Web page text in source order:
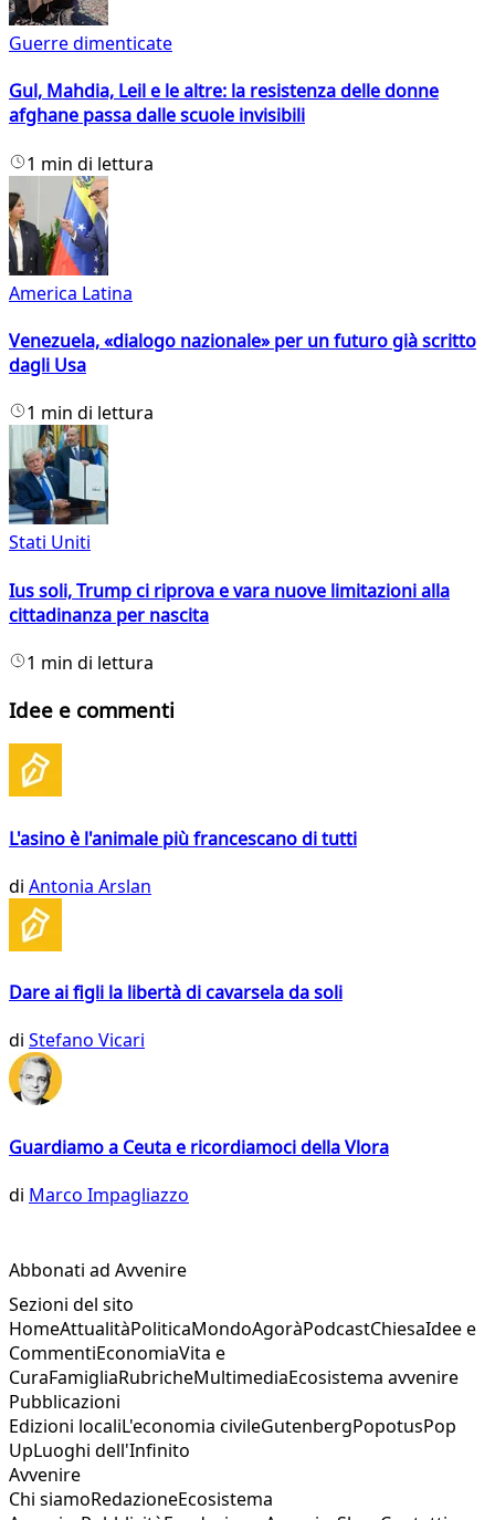
Guerre dimenticate
Gul, Mahdia, Leil e le altre: la resistenza delle donne
afghane passa dalle scuole invisibili
1 min di lettura
America Latina
Venezuela, «dialogo nazionale» per un futuro già scritto
dagli Usa
1 min di lettura
Stati Uniti
Ius soli, Trump ci riprova e vara nuove limitazioni alla
cittadinanza per nascita
1 min di lettura
Idee e commenti
L'asino è l'animale più francescano di tutti
di Antonia Arslan
Dare ai figli la libertà di cavarsela da soli
di Stefano Vicari
Guardiamo a Ceuta e ricordiamoci della Vlora
di Marco Impagliazzo
Abbonati ad Avvenire
Sezioni del sito
HomeAttualitàPoliticaMondoAgoràPodcastChiesaIdee e
CommentiEconomiaVita e
CuraFamigliaRubricheMultimediaEcosistema avvenire
Pubblicazioni
Edizioni localiL'economia civileGutenbergPopotusPop
UpLuoghi dell'Infinito
Avvenire
Chi siamoRedazioneEcosistema